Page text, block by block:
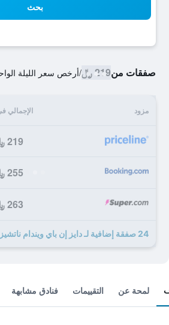
بحث
صفقات من219 ﷼ /أرخص سعر الليلة
مزود الإجمالي
219 ﷼
255 ﷼
263 ﷼
24 صفقة إضافية لـ دايز إن باي ويندام ناتشيز
لمحة عن التقييمات فنادق مشابهة